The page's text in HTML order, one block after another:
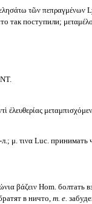
τῶν
так поступили;
ἐλευθερίας
μ. τινα Luc. принимать
βάζειν Hom. болтать
в ничто,т. е.